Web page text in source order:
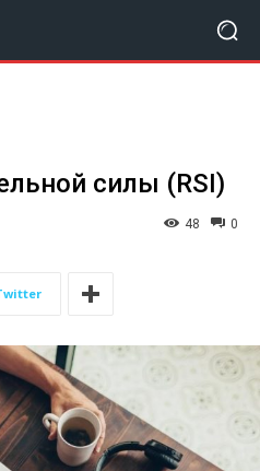
силы (RSI)
0
48